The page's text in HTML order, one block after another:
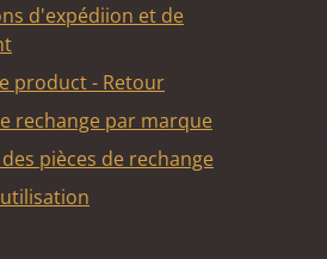
d'expédiion et de
product - Retour
rechange par marque
pièces de rechange